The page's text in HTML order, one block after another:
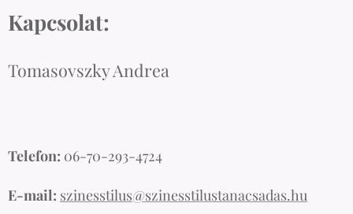
Kapcsolat:
Tomasovszky Andrea
Telefon: 06-70-293-4724
E-mail: szinesstilus@szinesstilustanacsadas.hu